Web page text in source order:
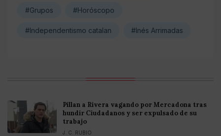
#Grupos #Horóscopo
#Independentismo catalan #Inés Arrimadas
Pillan a Rivera vagando por Mercadona tras
hundir Ciudadanos y ser expulsado de su
trabajo
J. C. RUBIO